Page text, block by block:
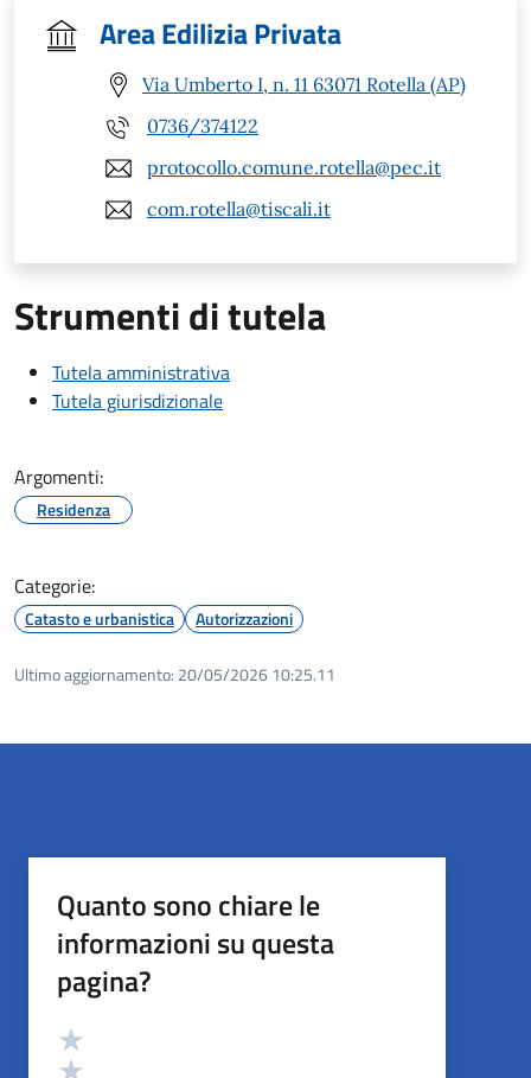
Area Edilizia Privata
Via Umberto I, n. 11 63071 Rotella (AP)
0736/374122
protocollo.comune.rotella@pec.it
com.rotella@tiscali.it
Strumenti di tutela
Tutela amministrativa
Tutela giurisdizionale
Argomenti:
Residenza
Categorie:
Catasto e urbanistica Autorizzazioni
Ultimo aggiornamento: 20/05/2026 10:25.11
Quanto sono chiare le
informazioni su questa
pagina?
Valutazione